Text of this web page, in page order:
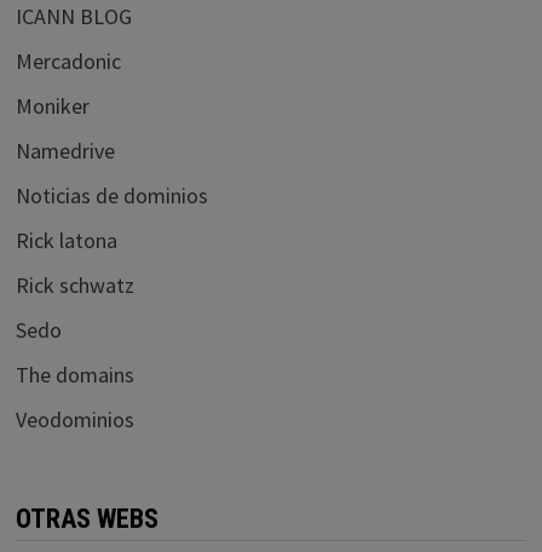
ICANN BLOG
Mercadonic
Moniker
Namedrive
Noticias de dominios
Rick latona
Rick schwatz
Sedo
The domains
Veodominios
OTRAS WEBS